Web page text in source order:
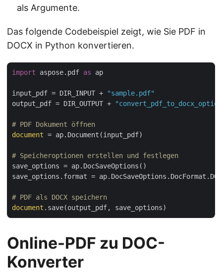
als Argumente.
Das folgende Codebeispiel zeigt, wie Sie PDF in
DOCX in Python konvertieren.
import aspose.pdf as ap
input_pdf = DIR_INPUT +
"sample.pdf"
output_pdf = DIR_OUTPUT +
# PDF Dokument öffnen
document = ap.Document(input_pdf)
# Speicheroptionen erstellen und festlegen
save_options = ap.DocSaveOptions()
save_options.format =
# PDF als DOCX speichern
document
Online-PDF zu DOC-
Konverter